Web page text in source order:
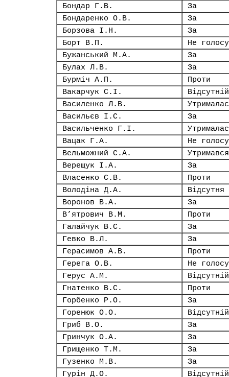
Бондар Г.В.
За
Бондаренко О.В.
За
Борзова І.Н.
За
Борт В.П.
Не
Бужанський М.А.
За
Булах Л.В.
За
Бурміч А.П.
Проти
Вакарчук С.І.
Відсутній
Василенко Л.В.
Васильєв І.С.
За
Васильченко Г.І.
Вацак Г.А.
Не
Вельможний С.А.
Утримався
Верещук І.А.
За
Власенко С.В.
Проти
Володіна Д.А.
Відсутня
Воронов В.А.
За
В’ятрович В.М.
Проти
Галайчук В.С.
За
Гевко В.Л.
За
Герасимов А.В.
Проти
Герега О.В.
Не
Герус А.М.
Відсутній
Гнатенко В.С.
Проти
Горбенко Р.О.
За
Горенюк О.О.
Відсутній
Гриб В.О.
За
Гринчук О.А.
За
Грищенко Т.М.
За
Гузенко М.В.
За
Гурін Д.О.
Відсутній